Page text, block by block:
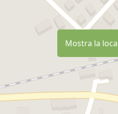
Mostra la